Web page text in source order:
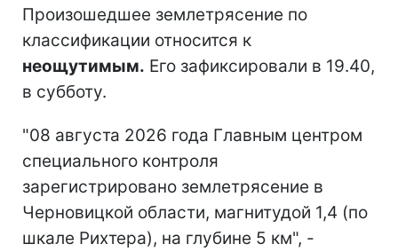
Произошедшее землетрясение по
классификации относится к
неощутимым. Его зафиксировали в 19.40,
в субботу.
"08 августа 2026 года Главным центром
специального контроля
зарегистрировано землетрясение в
Черновицкой области, магнитудой 1,4 (по
шкале Рихтера), на глубине 5 км", -